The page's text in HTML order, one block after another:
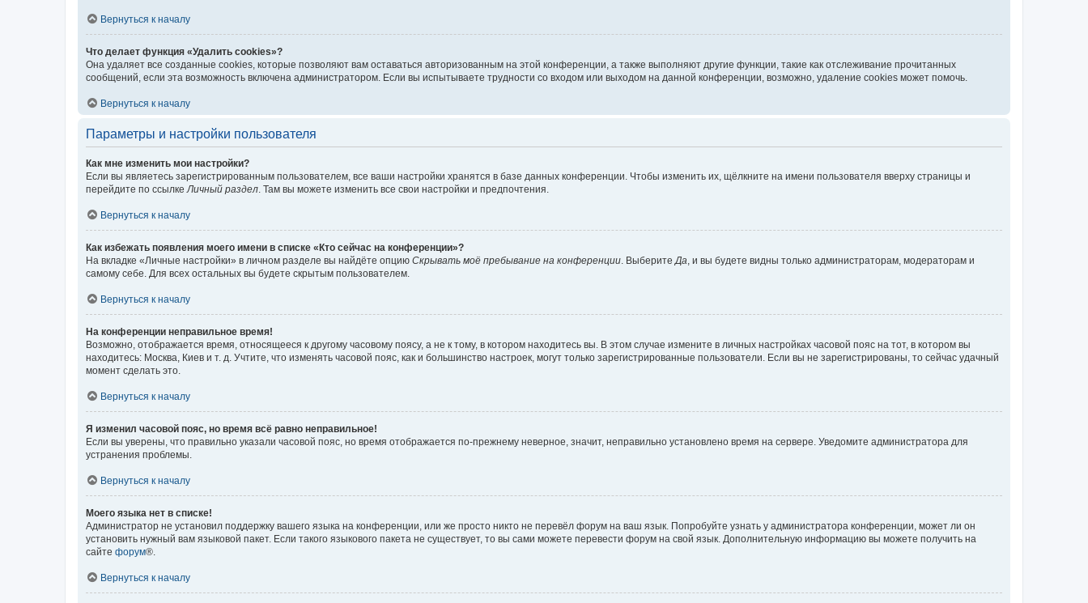
Вернуться к началу
Что делает функция «Удалить cookies»?
Она удаляет все созданные cookies, которые позволяют вам оставаться авторизованным на этой конференции, а также выполняют другие функции, такие как отслеживание прочитанных
сообщений, если эта возможность включена администратором. Если вы испытываете трудности со входом или выходом на данной конференции, возможно, удаление cookies может помочь.
Вернуться к началу
Параметры и настройки пользователя
Как мне изменить мои настройки?
Если вы являетесь зарегистрированным пользователем, все ваши настройки хранятся в базе данных конференции. Чтобы изменить их, щёлкните на имени пользователя вверху страницы и
перейдите по ссылке Личный раздел . Там вы можете изменить все свои настройки и предпочтения.
Вернуться к началу
Как избежать появления моего имени в списке «Кто сейчас на конференции»?
На вкладке «Личные настройки» в личном разделе вы найдёте опцию Скрывать моё пребывание на конференции . Выберите Да , и вы будете видны только администраторам, модераторам и
самому себе. Для всех остальных вы будете скрытым пользователем.
Вернуться к началу
На конференции неправильное время!
Возможно, отображается время, относящееся к другому часовому поясу, а не к тому, в котором находитесь вы. В этом случае измените в личных настройках часовой пояс на тот, в котором вы
находитесь: Москва, Киев и т. д. Учтите, что изменять часовой пояс, как и большинство настроек, могут только зарегистрированные пользователи. Если вы не зарегистрированы, то сейчас удачный
момент сделать это.
Вернуться к началу
Я изменил часовой пояс, но время всё равно неправильное!
Если вы уверены, что правильно указали часовой пояс, но время отображается по-прежнему неверное, значит, неправильно установлено время на сервере. Уведомите администратора для
устранения проблемы.
Вернуться к началу
Моего языка нет в списке!
Администратор не установил поддержку вашего языка на конференции, или же просто никто не перевёл форум на ваш язык. Попробуйте узнать у администратора конференции, может ли он
установить нужный вам языковой пакет. Если такого языкового пакета не существует, то вы сами можете перевести форум на свой язык. Дополнительную информацию вы можете получить на
сайте форум®.
Вернуться к началу